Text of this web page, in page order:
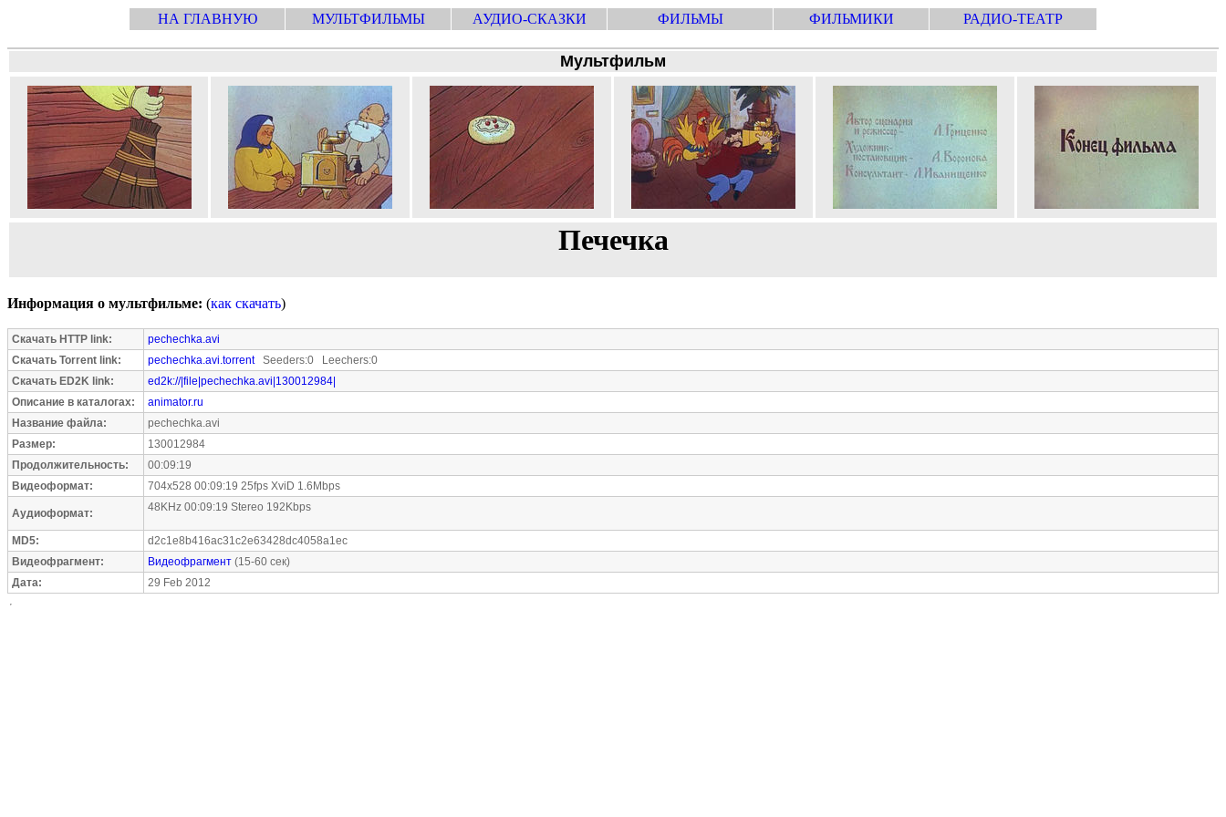
НА ГЛАВНУЮ МУЛЬТФИЛЬМЫ АУДИО-СКАЗКИ ФИЛЬМЫ ФИЛЬМИКИ РАДИО-ТЕАТР
Мультфильм
Печечка
Информация о мультфильме: (как скачать)
Скачать HTTP link:
pechechka.avi
Скачать Torrent link:
pechechka.avi.torrentSeeders:0 Leechers:0
Скачать ED2K link:
ed2k://|file|pechechka.avi|130012984|
Описание в каталогах:
animator.ru
Название файла:
pechechka.avi
Размер:
130012984
Продолжительность:
00:09:19
Видеоформат:
704x528 00:09:19 25fps XviD 1.6Mbps
Аудиоформат: 48KHz 00:09:19 Stereo 192Kbps
MD5:
d2c1e8b416ac31c2e63428dc4058a1ec
Видеофрагмент:
Видеофрагмент (15-60 сек)
Дата:
29 Feb 2012